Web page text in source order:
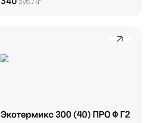
Экотермикс 300 (40) ПРО Ф Г2